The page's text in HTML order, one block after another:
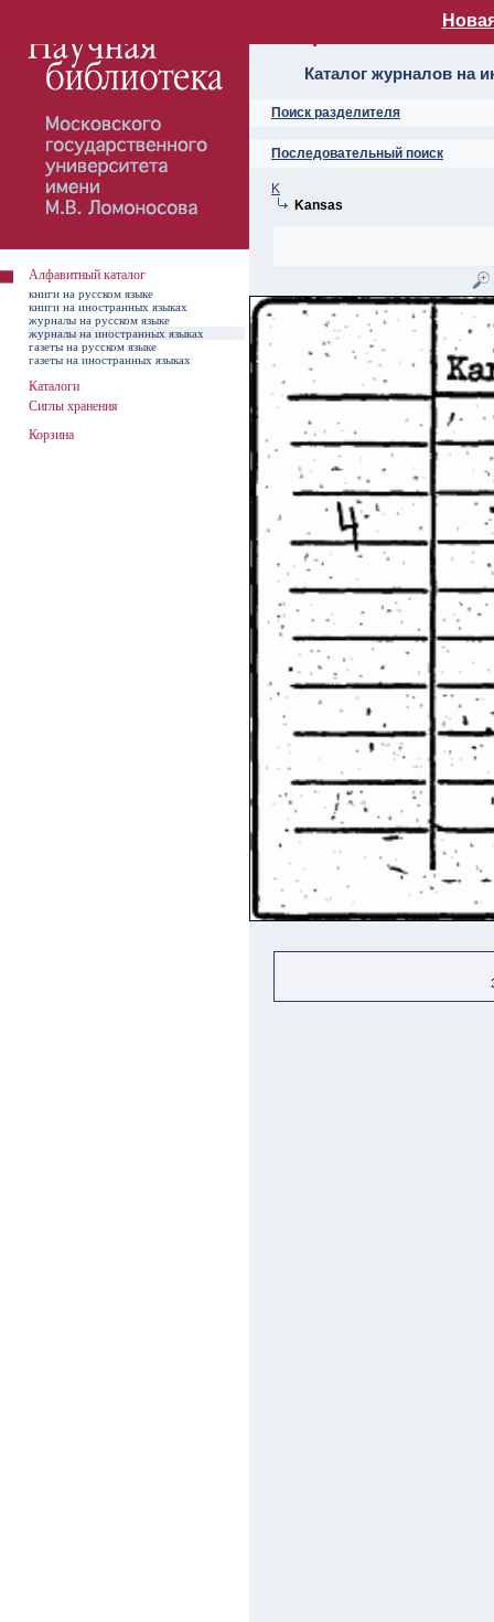
Алфавитный
Каталог журналов на
Поиск разделителя
Последовательный поиск
K
Kansas
Алфавитный каталог
книги на русском языке
книги на иностранных языках
журналы на русском языке
журналы на иностранных языках
газеты на русском языке
газеты на иностранных языках
Каталоги
Сиглы хранения
Корзина